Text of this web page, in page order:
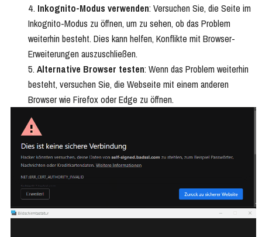
Inkognito-Modus verwenden: Versuchen Sie, die Seite im
Inkognito-Modus zu öffnen, um zu sehen, ob das Problem
weiterhin besteht. Dies kann helfen, Konflikte mit Browser-
Erweiterungen auszuschließen.
Alternative Browser testen: Wenn das Problem weiterhin
besteht, versuchen Sie, die Webseite mit einem anderen
Browser wie Firefox oder Edge zu öffnen.